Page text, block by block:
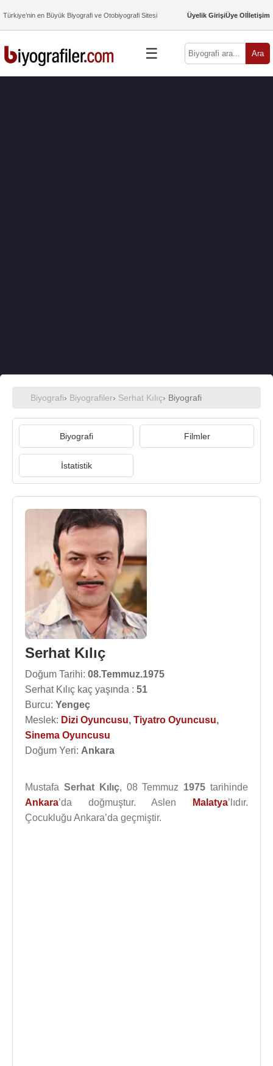
Türkiye’nin en Büyük Biyografi ve Otobiyografi Sitesi Üyelik GirişiÜye Olİletişim
☰ Ara
Biyografi› Biyografiler› Serhat Kılıç› Biyografi
Biyografi Filmler
İstatistik
Serhat Kılıç
Doğum Tarihi: 08.Temmuz.1975
Serhat Kılıç kaç yaşında : 51
Burcu: Yengeç
Meslek: Dizi Oyuncusu, Tiyatro Oyuncusu,
Sinema Oyuncusu
Doğum Yeri: Ankara
Mustafa Serhat Kılıç, 08 Temmuz 1975 tarihinde
Ankara’da doğmuştur. Aslen Malatya’lıdır.
Çocukluğu Ankara’da geçmiştir.